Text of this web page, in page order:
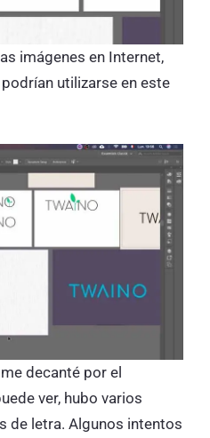
imágenes en Internet,
utilizarse en este
decanté por el
ver, hubo varios
de letra. Algunos intentos